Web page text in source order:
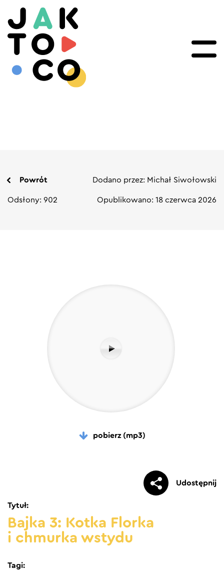
Powrót Dodano przez: Michał Siwołowski
Odsłony: 902 Opublikowano: 18 czerwca 2026
pobierz (mp3)
Udostępnij
Bajka 3: Kotka Florka
i chmurka wstydu
Tytuł:
Tagi: